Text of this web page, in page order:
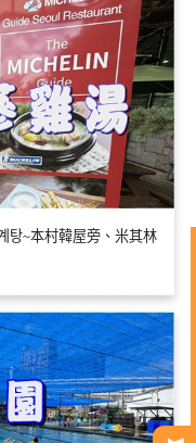
탕~本村韓屋旁、米其林